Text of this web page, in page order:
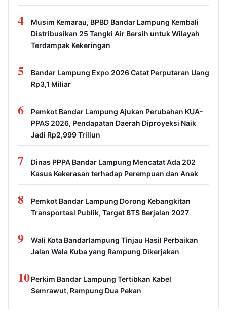
4
Musim Kemarau, BPBD Bandar Lampung Kembali
Distribusikan 25 Tangki Air Bersih untuk Wilayah
Terdampak Kekeringan
5
Bandar Lampung Expo 2026 Catat Perputaran Uang
Rp3,1 Miliar
6
Pemkot Bandar Lampung Ajukan Perubahan KUA-
PPAS 2026, Pendapatan Daerah Diproyeksi Naik
Jadi Rp2,999 Triliun
7
Dinas PPPA Bandar Lampung Mencatat Ada 202
Kasus Kekerasan terhadap Perempuan dan Anak
8
Pemkot Bandar Lampung Dorong Kebangkitan
Transportasi Publik, Target BTS Berjalan 2027
9
Wali Kota Bandarlampung Tinjau Hasil Perbaikan
Jalan Wala Kuba yang Rampung Dikerjakan
10Perkim Bandar Lampung Tertibkan Kabel
Semrawut, Rampung Dua Pekan